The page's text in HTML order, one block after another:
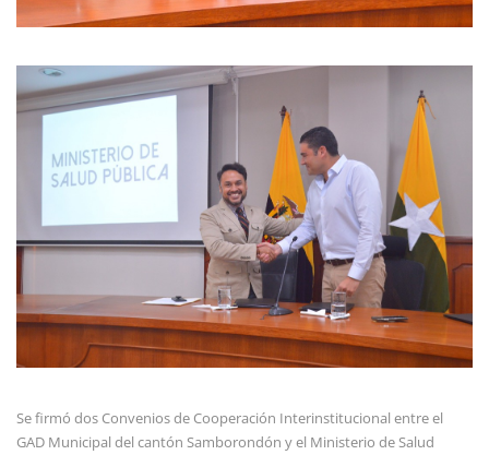
Se firmó dos Convenios de Cooperación Interinstitucional entre el
GAD Municipal del cantón Samborondón y el Ministerio de Salud